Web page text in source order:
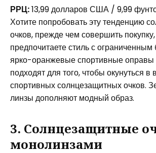
РРЦ:13,99 долларов США / 9,99
Хотите попробовать эту тенденцию
очков, прежде чем совершить
предпочитаете стиль с
ярко-оранжевые спортивные оправы
подходят для того, чтобы окунуться в
спортивных солнцезащитных очков.
линзы дополняют модный образ.
3. Солнцезащитные
монолинзами